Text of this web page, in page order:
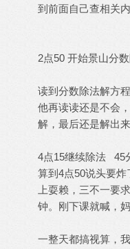
到前面自己查相关内
2点50 开始景山分
读到分数除法解方
他再读读还是不会
解，最后还是解出
4点15继续除法 45
算到4点50说头要
上耍赖，三不一要
钟。刚下课就喊，
一整天都搞视算，